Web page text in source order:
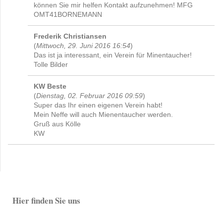
können Sie mir helfen Kontakt aufzunehmen! MFG
OMT41BORNEMANN
Frederik Christiansen
(Mittwoch, 29. Juni 2016 16:54)
Das ist ja interessant, ein Verein für Minentaucher!
Tolle Bilder
KW Beste
(Dienstag, 02. Februar 2016 09:59)
Super das Ihr einen eigenen Verein habt!
Mein Neffe will auch Mienentaucher werden.
Gruß aus Kölle
KW
Hier finden Sie uns